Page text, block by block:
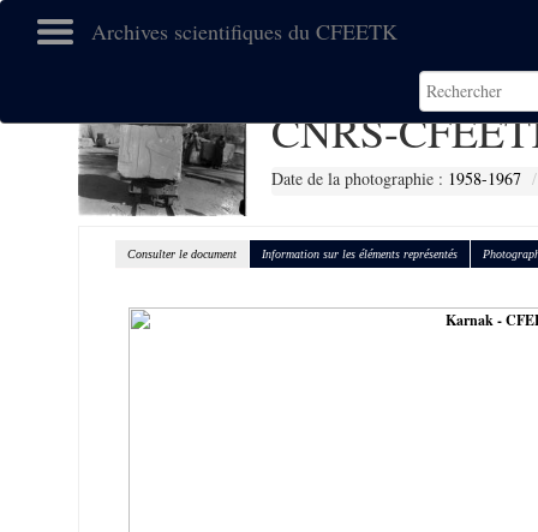
Archives scientifiques du CFEETK
CNRS-
Date de la photographie : 1958-1967
Consulter le document Information sur les éléments représentés